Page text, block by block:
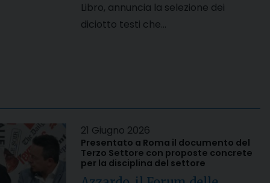
Libro, annuncia la selezione dei
diciotto testi che…
21 Giugno 2026
Presentato a Roma il documento del
Terzo Settore con proposte concrete
per la disciplina del settore